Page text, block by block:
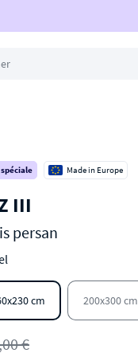
Made in Europe
III
persan
cm 200x300 cm
€